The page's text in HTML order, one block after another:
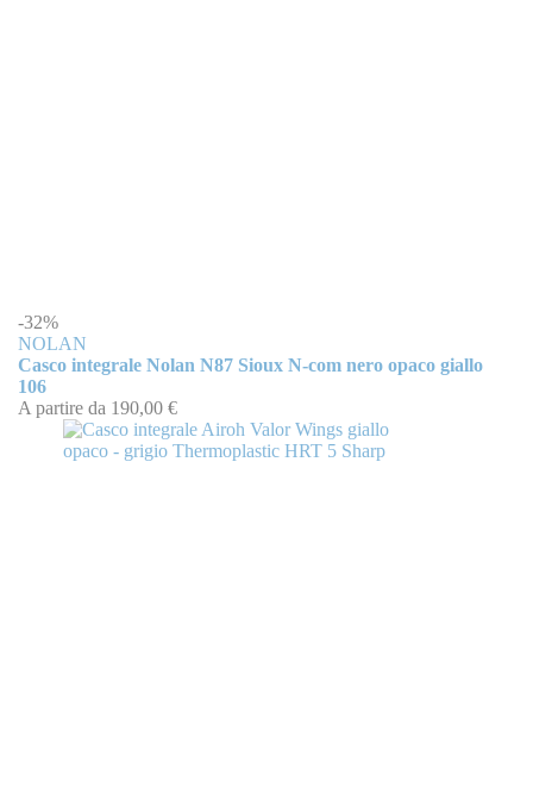
-32%
NOLAN
Casco integrale Nolan N87 Sioux N-com nero opaco giallo
106
A partire da 190,00 €